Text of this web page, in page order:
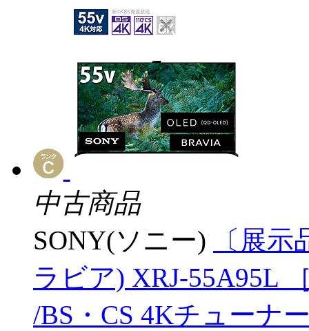
中古商品
SONY(ソニー)
〔展
ラビア) XRJ-55A95L
/BS・CS 4Kチューナ